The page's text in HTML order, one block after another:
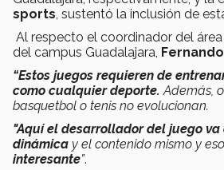
sports , sustentó la inclusión de
Al respecto el coordinador del
del campus Guadalajara, Fernando
“Estos juegos requieren de
como cualquier deporte. Además,
basquetbol o tenis no evolucionan.
"Aquí el desarrollador del juego
dinámica y el contenido mismo y eso
interesante”.